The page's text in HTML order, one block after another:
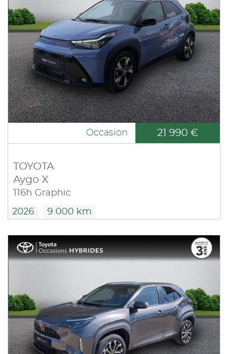
Occasion 21 990 €
TOYOTA
Aygo X
116h Graphic
2026 9 000 km